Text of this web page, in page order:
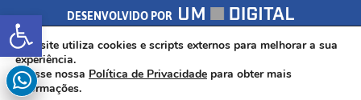
Abrir a barra de ferramentas
DESENVOLVIDO POR
AV. DR. ARNALDO DE SENNA, 328 - PALMEIRAS, FORMIGA/MG - CEP:
35.574.530
Este site utiliza cookies e scripts externos para melhorar a sua
experiência.
Acesse nossa Política de Privacidade para obter mais
informações.